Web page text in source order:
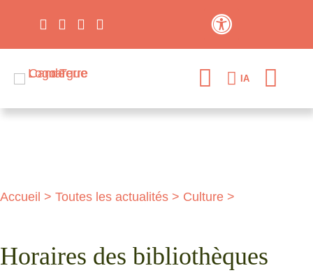
IA
Accueil > Toutes les actualités > Culture >
Horaires des bibliothèques